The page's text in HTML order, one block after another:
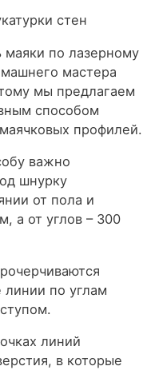
маяки по лазерному
мастера
мы предлагаем
способом
профилей.
важно
шнурку
от пола и
а от углов – 300
линии по углам
линий
в которые